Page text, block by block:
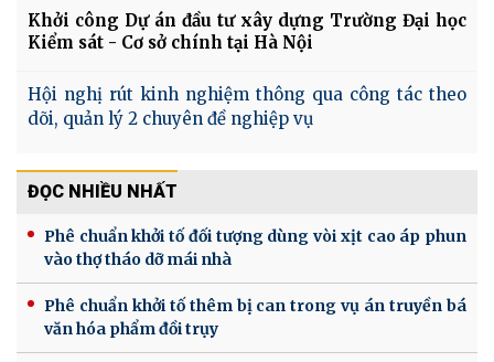
Khởi công Dự án đầu tư xây dựng Trường Đại học
Kiểm sát - Cơ sở chính tại Hà Nội
Hội nghị rút kinh nghiệm thông qua công tác theo
dõi, quản lý 2 chuyên đề nghiệp vụ
ĐỌC NHIỀU NHẤT
Phê chuẩn khởi tố đối tượng dùng vòi xịt cao áp phun
vào thợ tháo dỡ mái nhà
Phê chuẩn khởi tố thêm bị can trong vụ án truyền bá
văn hóa phẩm đồi trụy